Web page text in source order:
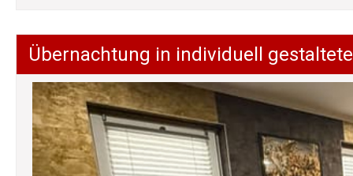
Übernachtung in individuell